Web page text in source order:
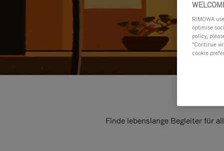
Finde lebenslange Begleiter für
RIMOWA
optimise
policy,
"Continue
cookie